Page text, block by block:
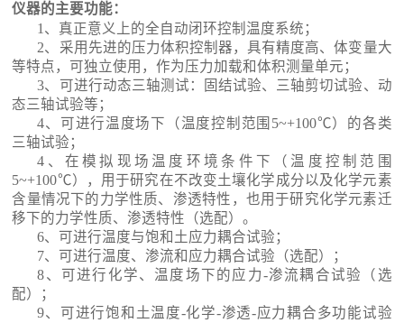
仪器的主要功能：
1、 真正意义上的全自动闭环控制温度系统；
2、 采用先进的压力体积控制器，具有精度高、体变量大
等特点，可独立使用，作为压力加载和体积测量单元；
3、 可进行动态三轴测试：固结试验、三轴剪切试验、动
态三轴试验等；
4、可进行温度场下（温度控制范围5~+100℃）的各类
三轴试验；
4、在模拟现场温度环境条件下（温度控制范围
5~+100℃），用于研究在不改变土壤化学成分以及化学元素
含量情况下的力学性质、渗透特性，也用于研究化学元素迁
移下的力学性质、渗透特性（选配）。
6、 可进行温度与饱和土应力耦合试验；
7、 可进行温度、渗流和应力耦合试验（选配）；
8、 可进行化学、温度场下的应力-渗流耦合试验（选
配）；
9、 可进行饱和土温度-化学-渗透-应力耦合多功能试验